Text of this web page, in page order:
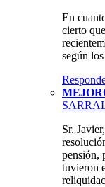
En
cierto
según
Sr.
pensión,
tuvieron